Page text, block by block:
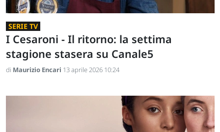
SERIE TV
I Cesaroni - Il ritorno: la settima
stagione stasera su Canale5
di Maurizio Encari 13 aprile 2026 10:24